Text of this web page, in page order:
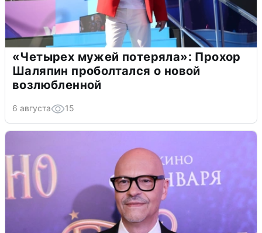
«Четырех мужей потеряла»: Прохор
Шаляпин проболтался о новой
возлюбленной
6 августа 15